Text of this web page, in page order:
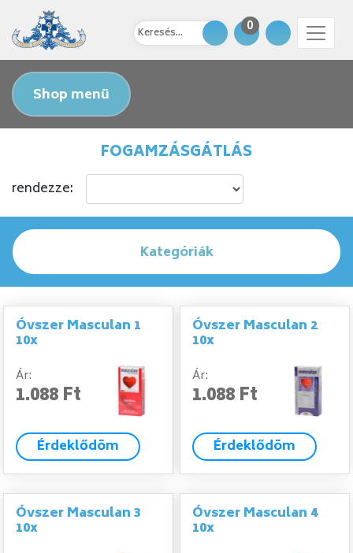
0
Shop menü
FOGAMZÁSGÁTLÁS
rendezze:
Kategóriák
Óvszer Masculan 1
10x
Ár:
1.088 Ft
Érdeklődöm
Óvszer Masculan 2
10x
Ár:
1.088 Ft
Érdeklődöm
Óvszer Masculan 3
10x
Óvszer Masculan 4
10x